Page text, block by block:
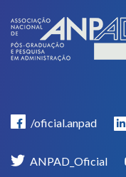
/oficial.anpad
ANPAD_Oficial